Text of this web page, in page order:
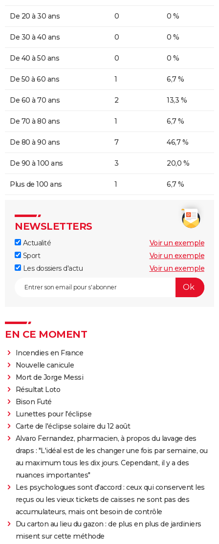
De 20 à 30 ans 0 0 %
De 30 à 40 ans 0 0 %
De 40 à 50 ans 0 0 %
De 50 à 60 ans 1 6,7 %
De 60 à 70 ans 2 13,3 %
De 70 à 80 ans 1 6,7 %
De 80 à 90 ans 7 46,7 %
De 90 à 100 ans 3 20,0 %
Plus de 100 ans 1 6,7 %
NEWSLETTERS
Actualité
Voir un exemple
Sport
Voir un exemple
Les dossiers d'actu
Voir un exemple
EN CE MOMENT
Incendies en France
Nouvelle canicule
Mort de Jorge Messi
Résultat Loto
Bison Futé
Lunettes pour l'éclipse
Carte de l'éclipse solaire du 12 août
Alvaro Fernandez, pharmacien, à propos du lavage des
draps : "L'idéal est de les changer une fois par semaine, ou
au maximum tous les dix jours. Cependant, il y a des
nuances importantes"
Les psychologues sont d'accord : ceux qui conservent les
reçus ou les vieux tickets de caisses ne sont pas des
accumulateurs, mais ont besoin de contrôle
Du carton au lieu du gazon : de plus en plus de jardiniers
misent sur cette méthode